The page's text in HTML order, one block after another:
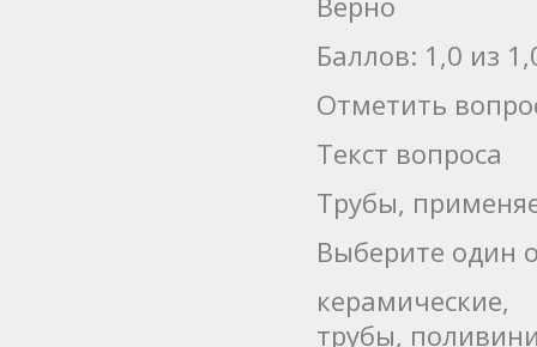
Баллов: 1,0 из
Отметить
Текст вопроса
Трубы,
Выберите один
трубы,